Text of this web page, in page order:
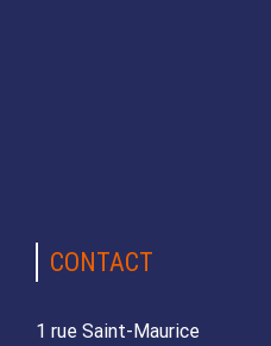
CONTACT
1 rue Saint-Maurice